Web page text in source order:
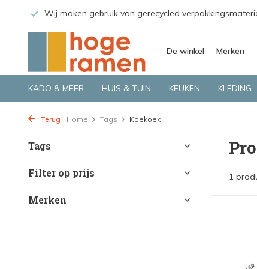
Wij maken gebruik van gerecycled
De winkel Merken
KADO & MEER HUIS & TUIN KEUKEN KLEDING
Terug Home Tags Koekoek
Tags
Filter op prijs
Merken
1